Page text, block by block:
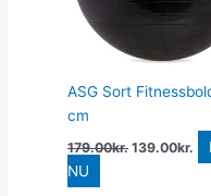
ASG Sort
cm
179.00kr. 139.00kr.
NU